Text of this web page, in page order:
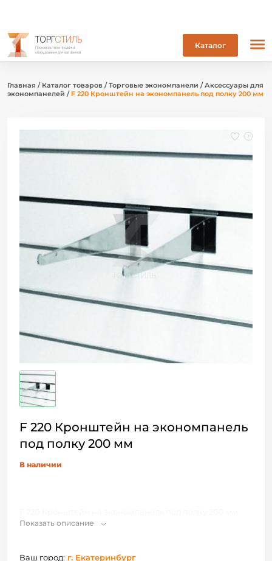
ТОРГСТИЛЬ
Производство и продажа
оборудования для магазинов
Каталог
Главная / Каталог товаров /Торговые экономпанели /Аксессуары для
экономпанелей / F 220 Кронштейн на экономпанель под полку 200 мм
F 220 Кронштейн на экономпанель
под полку 200 мм
В наличии
Показать описание
Ваш город: г. Екатеринбург